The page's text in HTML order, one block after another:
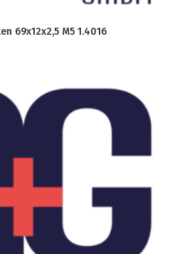
69x12x2,5 M5 1.4016